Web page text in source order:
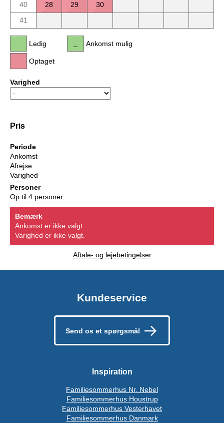
40
28 29
30
41
Ledig
Optaget
Ankomst mulig
Varighed
Pris
Periode
Ankomst
Afrejse
Varighed
Personer
Op til 4 personer
Bemærk
Ankomst er ikke valgt.
Varighed er ikke valgt.
Aftale- og lejebetingelser
Kundeservice
Send os et spørgsmål
Inspiration
Familiesommerhus Nr. Nebel
Familiesommerhus Houstrup
Familiesommerhus Vesterhavet
Familiesommerhus Danmark